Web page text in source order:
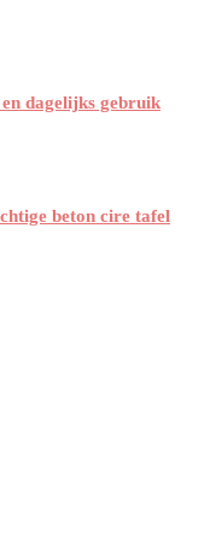
dagelijks gebruik
beton cire tafel